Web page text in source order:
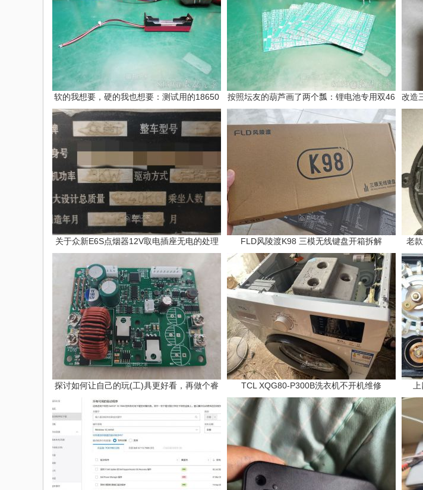
软的我想要，硬的我也想要：测试用的18650 按照坛友的葫芦画了两个瓢：锂电池专用双46
关于众新E6S点烟器12V取电插座无电的处理 FLD风陵渡K98 三模无线键盘开箱拆解 老
探讨如何让自己的玩(工)具更好看，再做个睿 TCL XQG80-P300B洗衣机不开机维修